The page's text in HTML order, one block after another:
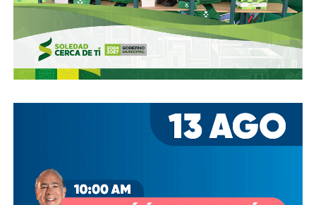
estacionamientos, hay ciclovías intransitables, hay
peatones en riesgoporque los conductores no siguen el
reglamento.
En pocas palabras,
bajemos todos la velocidad… en
Arrancó la carrera, todos la van perdiendo |